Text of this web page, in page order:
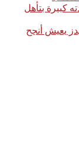
كبيرة بتأهل
2026.. بيراميدز يعيش أنجح